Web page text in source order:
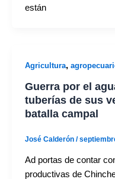
están
Agricultura,
Guerra por el
tuberías de sus
batalla campal
José Calderón /
Ad portas de contar
productivas de